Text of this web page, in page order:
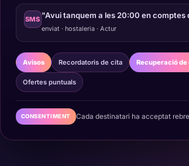
SMS"Avui tanquem a les 20:00 en comptes
enviat · hostaleria · Actur
Avisos Recordatoris de cita Recuperació de
Ofertes puntuals
CONSENTIMENT Cada destinatari ha acceptat